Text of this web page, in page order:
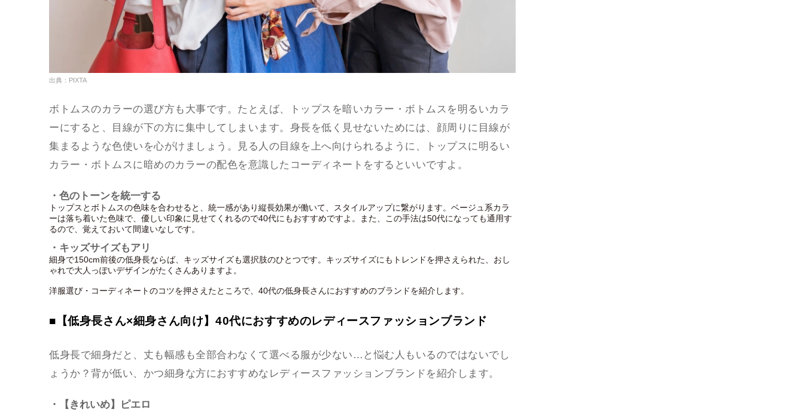
出典：PIXTA
ボトムスのカラーの選び方も大事です。たとえば、トップスを暗いカラー・ボトムスを明るいカラ
ーにすると、目線が下の方に集中してしまいます。身長を低く見せないためには、顔周りに目線が
集まるような色使いを心がけましょう。見る人の目線を上へ向けられるように、トップスに明るい
カラー・ボトムスに暗めのカラーの配色を意識したコーディネートをするといいですよ。
・色のトーンを統一する
トップスとボトムスの色味を合わせると、統一感があり縦長効果が働いて、スタイルアップに繋がります。ベージュ系カラ
ーは落ち着いた色味で、優しい印象に見せてくれるので40代にもおすすめですよ。また、この手法は50代になっても通用す
るので、覚えておいて間違いなしです。
・キッズサイズもアリ
細身で150cm前後の低身長ならば、キッズサイズも選択肢のひとつです。キッズサイズにもトレンドを押さえられた、おし
ゃれで大人っぽいデザインがたくさんありますよ。
洋服選び・コーディネートのコツを押さえたところで、40代の低身長さんにおすすめのブランドを紹介します。
■【低身長さん×細身さん向け】40代におすすめのレディースファッションブランド
低身長で細身だと、丈も幅感も全部合わなくて選べる服が少ない…と悩む人もいるのではないでし
ょうか？背が低い、かつ細身な方におすすめなレディースファッションブランドを紹介します。
・【きれいめ】ピエロ